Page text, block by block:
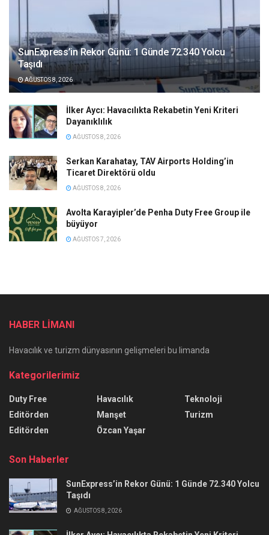
SunExpress’in Rekor Günü: 1 Günde 72.340 Yolcu
Taşıdı
AĞUSTOS 8, 2026
İlker Aycı: Havacılıkta Rekabetin Yeni Kriteri
Dayanıklılık
AĞUSTOS 8, 2026
Serkan Karahatay, TAV Airports Holding’in
Ticaret Direktörü oldu
AĞUSTOS 8, 2026
Avolta Karayipler’de Penha Duty Free Group ile
büyüyor
AĞUSTOS 7, 2026
HABER LİMANI
Havacılık ve turizm dünyasının gelişmeleri bu limanda
Kategorilerimiz
Duty Free
Editörden
Editörden
Havacılık
Manşet
Özcan Yaşar
Teknoloji
Turizm
Son Haberler
SunExpress’in Rekor Günü: 1 Günde 72.340 Yolcu
Taşıdı
AĞUSTOS 8, 2026